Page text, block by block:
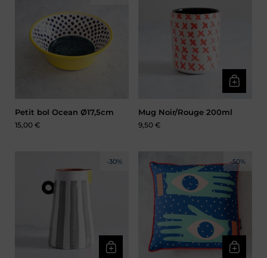
Petit bol Ocean Ø17,5cm
Prix :
15,00 €
Mug Noir/Rouge 200ml
Prix :
9,50 €
-30% -50%